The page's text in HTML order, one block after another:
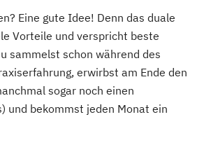
Eine gute Idee! Denn das duale
Vorteile und verspricht beste
sammelst schon während des
erwirbst am Ende den
sogar noch einen
und bekommst jeden Monat ein